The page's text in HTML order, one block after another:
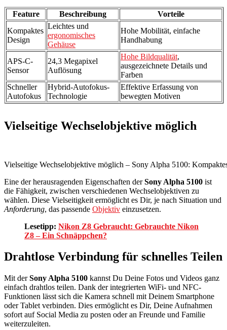
Feature Beschreibung
Vorteile
Kompaktes
Design
Leichtes und
ergonomisches
Gehäuse
Hohe Mobilität, einfache
Handhabung
APS-C-
Sensor
24,3 Megapixel
Auflösung
Hohe Bildqualität,
ausgezeichnete Details und
Farben
Schneller
Autofokus
Hybrid-Autofokus-
Technologie
Effektive Erfassung von
bewegten Motiven
Vielseitige Wechselobjektive möglich
Vielseitige Wechselobjektive möglich – Sony Alpha 5100:
Eine der herausragenden Eigenschaften derSony Alpha 5100 ist
die Fähigkeit, zwischen verschiedenen Wechselobjektiven zu
wählen. Diese Vielseitigkeit ermöglicht es Dir, je nach Situation und
Anforderung, das passende Objektiv einzusetzen.
Lesetipp: Nikon Z8 Gebraucht: Gebrauchte Nikon
Z8 – Ein Schnäppchen?
Drahtlose Verbindung für schnelles Teilen
Mit derSony Alpha 5100 kannst Du Deine Fotos und Videos ganz
einfach drahtlos teilen. Dank der integrierten WiFi- und NFC-
Funktionen lässt sich die Kamera schnell mit Deinem Smartphone
oder Tablet verbinden. Dies ermöglicht es Dir, Deine Aufnahmen
sofort auf Social Media zu posten oder an Freunde und Familie
weiterzuleiten.